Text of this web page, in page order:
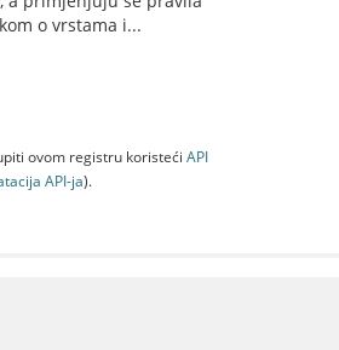
o vrstama i...
ovom registru koristeći API
API-jа).